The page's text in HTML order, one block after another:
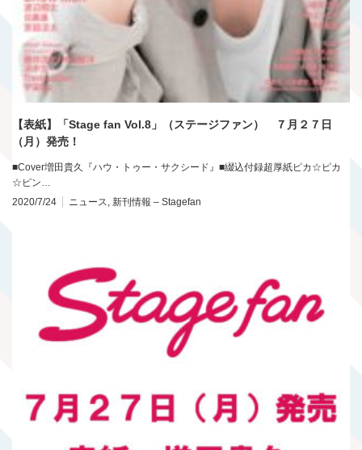
【表紙】「Stage fan Vol.8」（ステージファン） ７月２７日
（月）発売！
■Cover増田貴久『ハウ・トゥー・サクシード』■綴込付録超厚紙ピカ☆ピカ
☆ピン…
2020/7/24
ニュース, 新刊情報 – Stagefan